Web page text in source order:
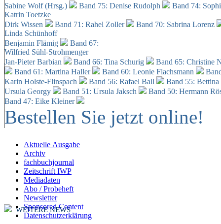
Sabine Wolf (Hrsg.)
Band 75: Denise Rudolph
Band 74:
Katrin Toetzke
Dirk Wissen
Band 71: Rahel Zoller
Band 70: Sabrina Lorenz
Linda Schünhoff
Benjamin Flämig
Band 67:
Wilfried Sühl-Strohmenger
Jan-Pieter Barbian
Band 66: Tina Schurig
Band 65: Christine
Band 61: Martina Haller
Band 60: Leonie Flachsmann
Karin Holste-Flinspach
Band 56: Rafael Ball
Band 55:
Ursula Georgy
Band 51: Ursula Jaksch Band 50: Hermann
Band 47: Eike Kleiner
Bestellen Sie jetzt online!
Aktuelle Ausgabe
Archiv
fachbuchjournal
Zeitschrift IWP
Mediadaten
Abo / Probeheft
Newsletter
Sponsored Content
Datenschutzerklärung
WEITERE NEWS